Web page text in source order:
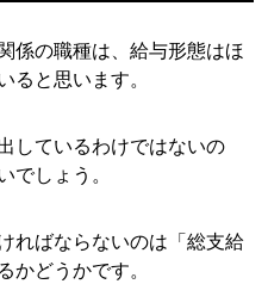
係の職種は、給与形態はほ
ると思います。
しているわけではないの
でしょう。
ればならないのは「総支給
かどうかです。